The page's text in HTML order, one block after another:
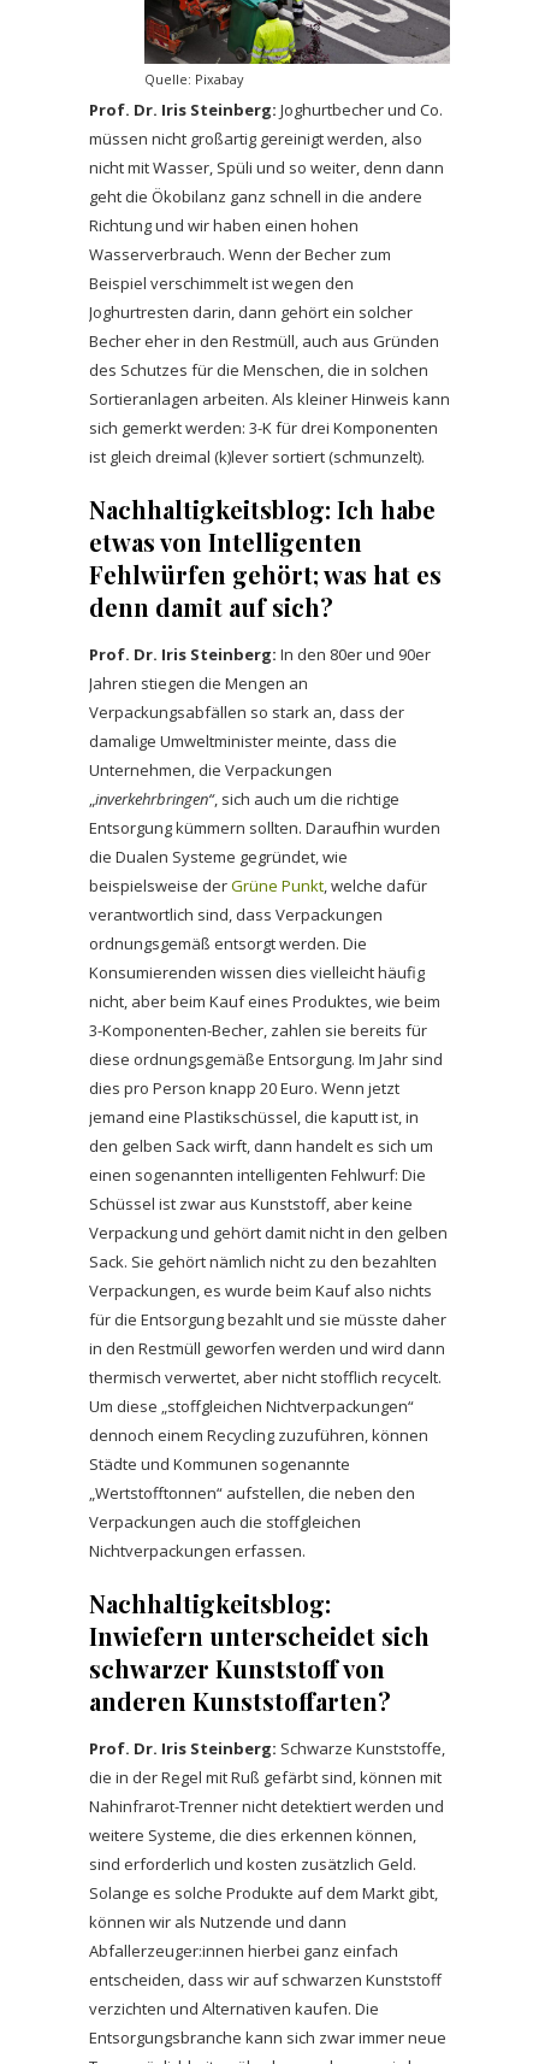
Quelle: Pixabay
Prof. Dr. Iris Steinberg: Joghurtbecher und Co.
müssen nicht großartig gereinigt werden, also
nicht mit Wasser, Spüli und so weiter, denn dann
geht die Ökobilanz ganz schnell in die andere
Richtung und wir haben einen hohen
Wasserverbrauch. Wenn der Becher zum
Beispiel verschimmelt ist wegen den
Joghurtresten darin, dann gehört ein solcher
Becher eher in den Restmüll, auch aus Gründen
des Schutzes für die Menschen, die in solchen
Sortieranlagen arbeiten. Als kleiner Hinweis kann
sich gemerkt werden: 3-K für drei Komponenten
ist gleich dreimal (k)lever sortiert (schmunzelt).
Nachhaltigkeitsblog: Ich habe
etwas von Intelligenten
Fehlwürfen gehört; was hat es
denn damit auf sich?
Prof. Dr. Iris Steinberg: In den 80er und 90er
Jahren stiegen die Mengen an
Verpackungsabfällen so stark an, dass der
damalige Umweltminister meinte, dass die
Unternehmen, die Verpackungen
„inverkehrbringen“, sich auch um die richtige
Entsorgung kümmern sollten. Daraufhin wurden
die Dualen Systeme gegründet, wie
beispielsweise derGrüne Punkt, welche dafür
verantwortlich sind, dass Verpackungen
ordnungsgemäß entsorgt werden. Die
Konsumierenden wissen dies vielleicht häufig
nicht, aber beim Kauf eines Produktes, wie beim
3-Komponenten-Becher, zahlen sie bereits für
diese ordnungsgemäße Entsorgung. Im Jahr sind
dies pro Person knapp 20 Euro. Wenn jetzt
jemand eine Plastikschüssel, die kaputt ist, in
den gelben Sack wirft, dann handelt es sich um
einen sogenannten intelligenten Fehlwurf: Die
Schüssel ist zwar aus Kunststoff, aber keine
Verpackung und gehört damit nicht in den gelben
Sack. Sie gehört nämlich nicht zu den bezahlten
Verpackungen, es wurde beim Kauf also nichts
für die Entsorgung bezahlt und sie müsste daher
in den Restmüll geworfen werden und wird dann
thermisch verwertet, aber nicht stofflich recycelt.
Um diese „stoffgleichen Nichtverpackungen“
dennoch einem Recycling zuzuführen, können
Städte und Kommunen sogenannte
„Wertstofftonnen“ aufstellen, die neben den
Verpackungen auch die stoffgleichen
Nichtverpackungen erfassen.
Nachhaltigkeitsblog:
Inwiefern unterscheidet sich
schwarzer Kunststoff von
anderen Kunststoffarten?
Prof. Dr. Iris Steinberg: Schwarze Kunststoffe,
die in der Regel mit Ruß gefärbt sind, können mit
Nahinfrarot-Trenner nicht detektiert werden und
weitere Systeme, die dies erkennen können,
sind erforderlich und kosten zusätzlich Geld.
Solange es solche Produkte auf dem Markt gibt,
können wir als Nutzende und dann
Abfallerzeuger:innen hierbei ganz einfach
entscheiden, dass wir auf schwarzen Kunststoff
verzichten und Alternativen kaufen. Die
Entsorgungsbranche kann sich zwar immer neue